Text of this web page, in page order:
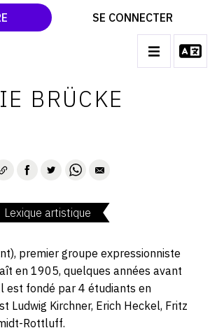
SE CONNECTER
RAISONNÉS
LES VERNISSAGES
DU MONDE DE L'ART
ARTISTIQUE
SERVICES
BRÜCKE
Lexique artistique
premier groupe expressionniste
en 1905, quelques années avant
est fondé par 4 étudiants en
Ludwig Kirchner, Erich Heckel, Fritz
Rottluff.